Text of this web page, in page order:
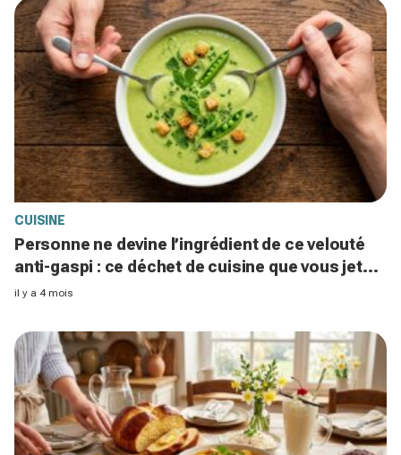
CUISINE
Personne ne devine l’ingrédient de ce velouté
anti-gaspi : ce déchet de cuisine que vous jetez
tous les jours
il y a 4 mois